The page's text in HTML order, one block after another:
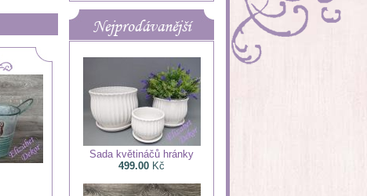
Nejprodávanější
Sada květináčů hránky
499.00 Kč